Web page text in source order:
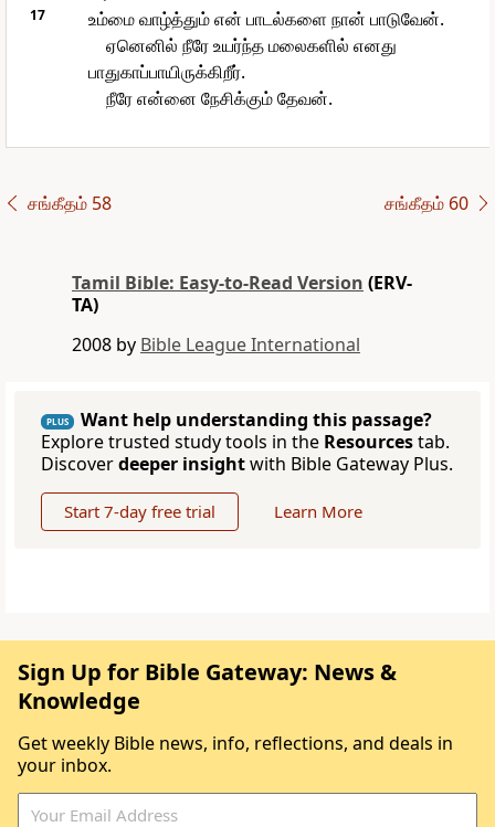
17
உம்மை வாழ்த்தும் என் பாடல்களை நான் பாடுவேன்.
ஏனெனில் நீரே உயர்ந்த மலைகளில் எனது
பாதுகாப்பாயிருக்கிறீர்.
நீரே என்னை நேசிக்கும் தேவன்.
சங்கீதம் 58 சங்கீதம் 60
Tamil Bible: Easy-to-Read Version (ERV-
TA)
2008 by Bible League International
PLUS
Want help understanding this passage?
Explore trusted study tools in the Resourcestab.
Discoverdeeper insightwith Bible Gateway Plus.
Start 7-day free trial Learn More
Sign Up for Bible Gateway: News &
Knowledge
Get weekly Bible news, info, reflections, and deals in
your inbox.